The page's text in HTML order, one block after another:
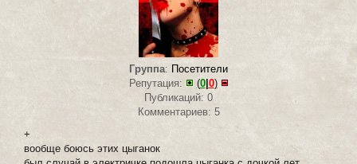
Группа: Посетители
Репутация:
(0| 0)
Публикаций: 0
Комментариев: 5
+
вообще боюсь этих цыганок